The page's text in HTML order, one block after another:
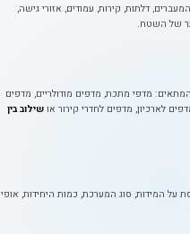
דלתות, קירות, עמודים, אזורי גישה,
של השטח.
מדפי מתכת, מדפים מודולריים, מדפים
לארכיון, מדפים לחדרי קירור או שילוב בין
המידות, סוג המערכת, כמות היחידות, אופי